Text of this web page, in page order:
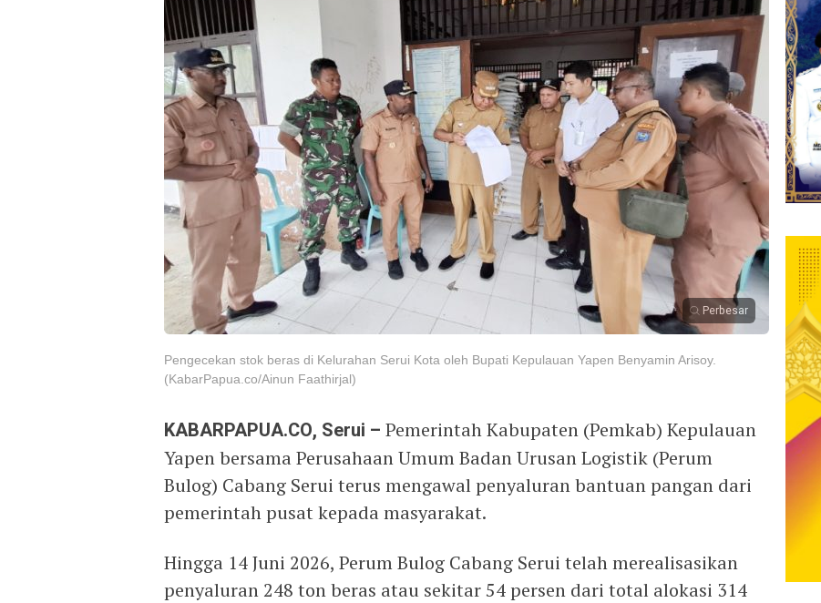
Perbesar
Pengecekan stok beras di Kelurahan Serui Kota oleh Bupati Kepulauan Yapen Benyamin Arisoy.
(KabarPapua.co/Ainun Faathirjal)
KABARPAPUA.CO, Serui – Pemerintah Kabupaten (Pemkab) Kepulauan
Yapen bersama Perusahaan Umum Badan Urusan Logistik (Perum
Bulog) Cabang Serui terus mengawal penyaluran bantuan pangan dari
pemerintah pusat kepada masyarakat.
Hingga 14 Juni 2026, Perum Bulog Cabang Serui telah merealisasikan
penyaluran 248 ton beras atau sekitar 54 persen dari total alokasi 314